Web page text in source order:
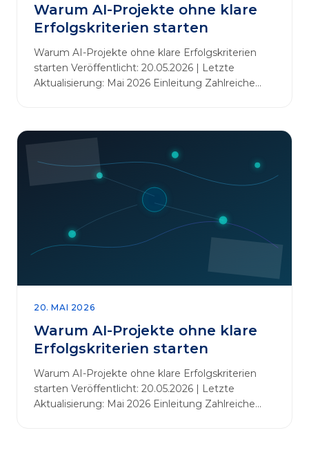
Warum AI-Projekte ohne klare
Erfolgskriterien starten
Warum AI-Projekte ohne klare Erfolgskriterien
starten Veröffentlicht: 20.05.2026 | Letzte
Aktualisierung: Mai 2026 Einleitung Zahlreiche
automatisieren oder sich Wettbewerbsvorteile zu
verschaffen. Oftmals liegt der Fokus dabei auf
praxisnahem Handeln: Erfahrungen sammeln,
Prototypen entwickeln und interne Skepsis
abbauen. Der zentrale Begriff dieses Beitrags ist
„Erfolgskriterien für AI-Projekte“. In [&hellip;]
20. MAI 2026
Warum AI-Projekte ohne klare
Erfolgskriterien starten
Warum AI-Projekte ohne klare Erfolgskriterien
starten Veröffentlicht: 20.05.2026 | Letzte
Aktualisierung: Mai 2026 Einleitung Zahlreiche